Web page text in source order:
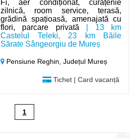
Fi, aer condiționat, curățenie
zilnică, room service, terasă,
grădină spațioasă, amenajată cu
flori, parcare privată | 13 km
Castelul Teleki, 23 km Băile
Sărate Sângeorgiu de Mureș
Pensiune Reghin,Județul Mureș
Tichet | Card vacanță
1